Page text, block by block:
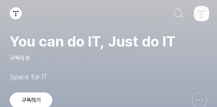
You can do IT, Just do IT
구독자 0
Space for IT
구독하기